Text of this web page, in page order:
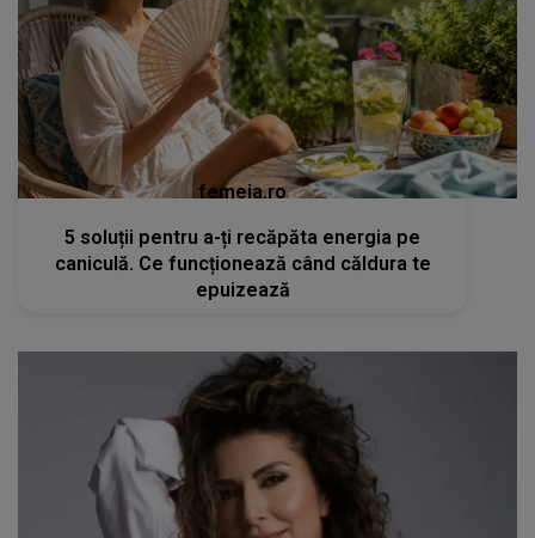
femeia.ro
5 soluții pentru a-ți recăpăta energia pe
caniculă. Ce funcționează când căldura te
epuizează